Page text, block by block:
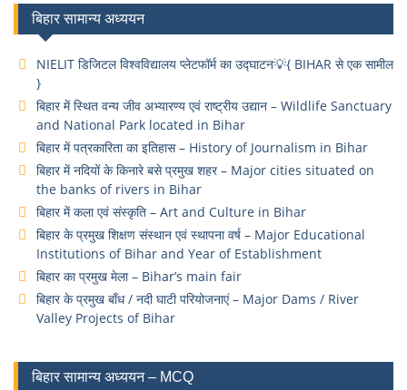
बिहार सामान्य अध्ययन
NIELIT डिजिटल विश्वविद्यालय प्लेटफॉर्म का उद्घाटन💡{ BIHAR से एक सामील
}
बिहार में स्थित वन्य जीव अभ्यारण्य एवं राष्ट्रीय उद्यान – Wildlife Sanctuary
and National Park located in Bihar
बिहार में पत्रकारिता का इतिहास – History of Journalism in Bihar
बिहार में नदियों के किनारे बसे प्रमुख शहर – Major cities situated on
the banks of rivers in Bihar
बिहार में कला एवं संस्कृति – Art and Culture in Bihar
बिहार के प्रमुख शिक्षण संस्थान एवं स्थापना वर्ष – Major Educational
Institutions of Bihar and Year of Establishment
बिहार का प्रमुख मेला – Bihar’s main fair
बिहार के प्रमुख बाँध / नदी घाटी परियोजनाएं – Major Dams / River
Valley Projects of Bihar
बिहार सामान्य अध्ययन – MCQ